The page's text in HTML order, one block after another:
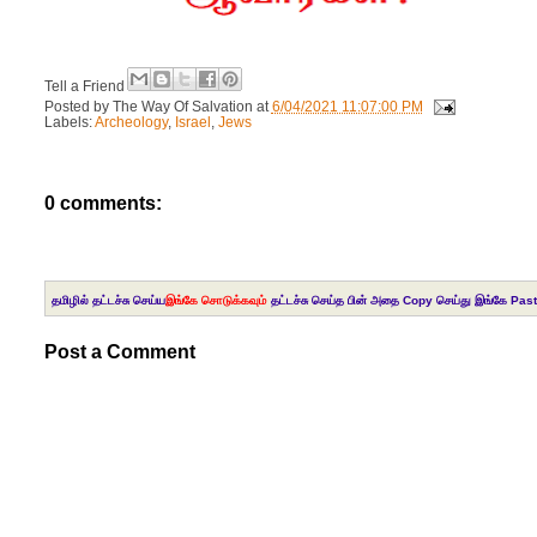
Tell a Friend
Posted by The Way Of Salvation at 6/04/2021 11:07:00 PM
Labels:Archeology, Israel Jews
0 comments:
தமிழில் தட்டச்சு செய்யஇங்கே சொடுக்கவும் தட்டச்சு செய்த பின் அதை Copy செய்து இங்கே
Post a Comment